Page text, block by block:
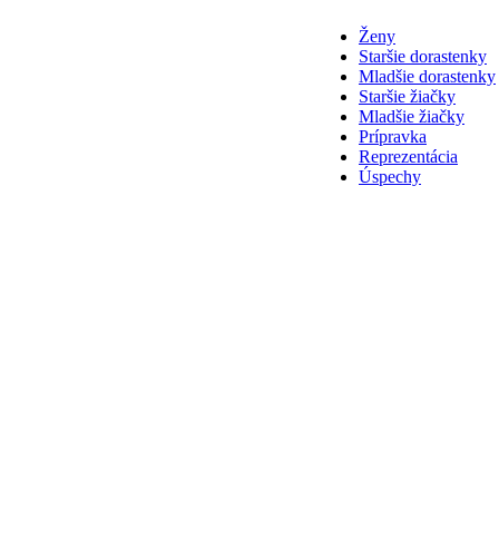
Ženy
Staršie dorastenky
Mladšie dorastenky
Staršie žiačky
Mladšie žiačky
Prípravka
Reprezentácia
Úspechy